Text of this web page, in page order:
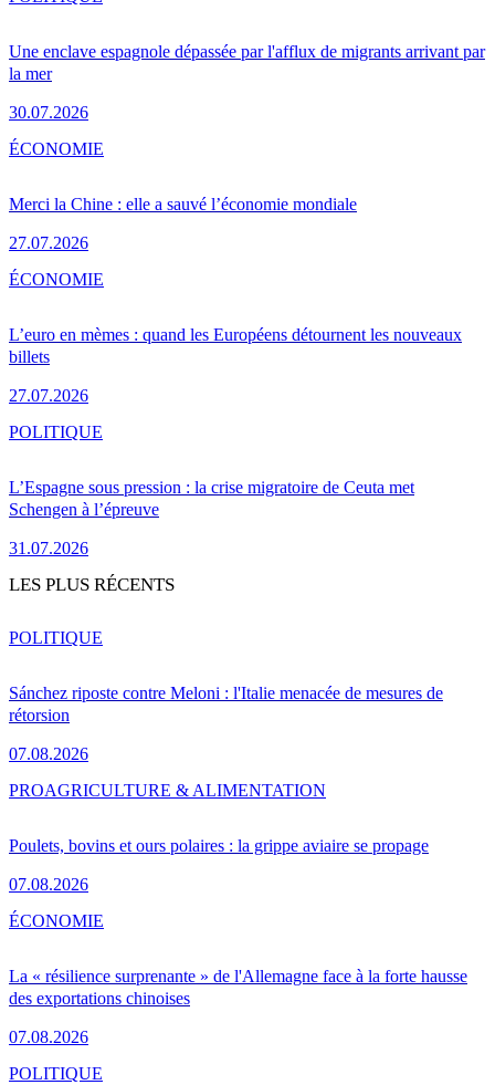
Une enclave espagnole dépassée par l'afflux de migrants arrivant par
la mer
30.07.2026
Merci la Chine : elle a sauvé l’économie mondiale
27.07.2026
ÉCONOMIE
L’euro en mèmes : quand les Européens détournent les nouveaux
billets
27.07.2026
ÉCONOMIE
L’Espagne sous pression : la crise migratoire de Ceuta met
Schengen à l’épreuve
31.07.2026
POLITIQUE
LES PLUS RÉCENTS
Sánchez riposte contre Meloni : l'Italie menacée de mesures de
rétorsion
07.08.2026
POLITIQUE
Poulets, bovins et ours polaires : la grippe aviaire se propage
07.08.2026
PROAGRICULTURE & ALIMENTATION
La « résilience surprenante » de l'Allemagne face à la forte hausse
des exportations chinoises
07.08.2026
ÉCONOMIE
POLITIQUE